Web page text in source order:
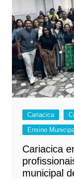
Cariacica
Ensino
Cariacica
municipal